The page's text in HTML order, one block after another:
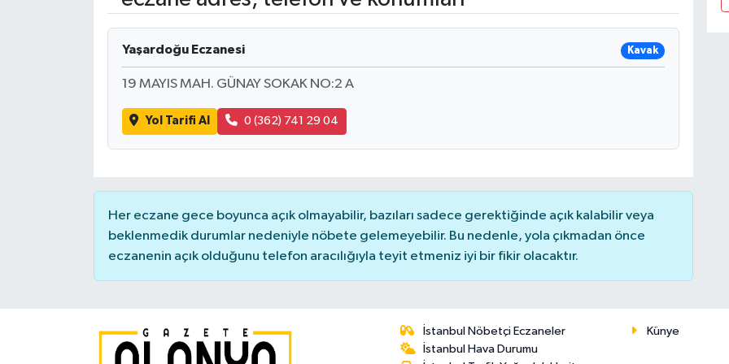
Yaşardoğu Eczanesi Kavak
19 MAYIS MAH. GÜNAY SOKAK NO:2 A
Yol Tarifi Al 0 (362) 741 29 04
Her eczane gece boyunca açık olmayabilir, bazıları sadece gerektiğinde açık kalabilir veya
beklenmedik durumlar nedeniyle nöbete gelemeyebilir. Bu nedenle, yola çıkmadan önce
eczanenin açık olduğunu telefon aracılığıyla teyit etmeniz iyi bir fikir olacaktır.
İstanbul Nöbetçi Eczaneler
İstanbul Hava Durumu
Künye